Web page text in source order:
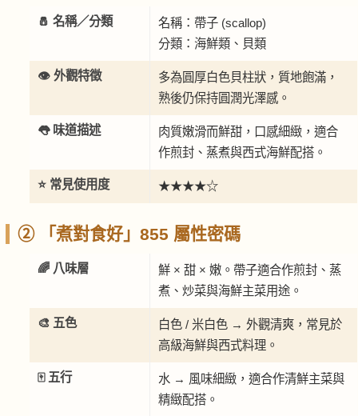
🧂 名稱／分類
名稱：帶子 (scallop)
分類：海鮮類、貝類
👁️ 外觀特徵
多為圓厚白色貝柱狀，質地飽滿，
熟後仍保持圓潤光澤感。
👅 味道描述
肉質嫩滑而鮮甜，口感細緻，適合
作煎封、蒸煮與西式海鮮配搭。
⭐ 常見使用度 ★★★★☆
② 「煮對食好」855 屬性密碼
🌈 八味層
鮮 × 甜 × 嫩。帶子適合作煎封、蒸
煮、炒菜與海鮮主菜用途。
🎨 五色
白色 / 米白色 → 外觀清爽，常見於
高級海鮮與西式料理。
🀄 五行
水 → 風味細緻，適合作清鮮主菜與
精緻配搭。